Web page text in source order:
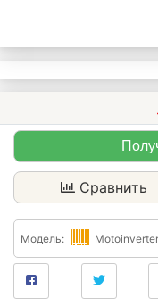
Сравнить
Модель: